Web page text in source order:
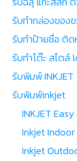
รับทำกล่องของ
รับทำป้ายชื่อ ติด
รับทำโต๊ะ สไตล์
รับพิมพ์ INKJET
รับพิมพ์inkjet
INKJET
Inkjet Indoor
Inkjet